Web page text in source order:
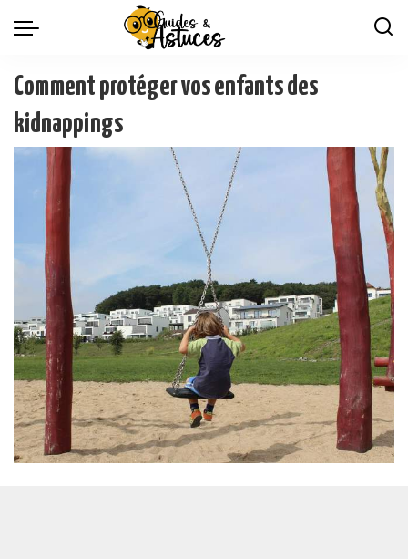
Comment protéger vos enfants des
kidnappings